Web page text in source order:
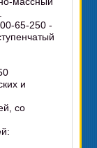
65-250 -
и
со